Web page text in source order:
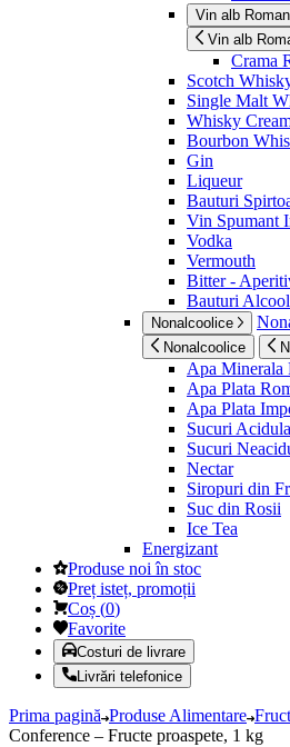
Vin alb
Vin alb
Crama
Scotch
Single Malt
Whisky
Bourbon
Gin
Liqueur
Bauturi
Vin Spumant
Vodka
Vermouth
Bitter -
Bauturi
Nonalcoolice
Nonalcoolice
Apa Minerala
Apa Plata
Apa Plata
Sucuri
Sucuri
Nectar
Siropuri din
Suc din Rosii
Ice Tea
Energizant
Produse noi în stoc
Preț isteț, promoții
Coș (0)
Favorite
Costuri de livrare
Livrări telefonice
Prima pagină Produse Alimentare
Conference – Fructe proaspete, 1 kg